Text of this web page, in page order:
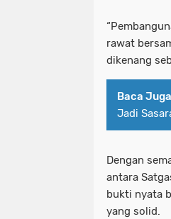
rawat
dikenang
Baca
Jadi
Dengan
antara
bukti nyata
yang solid.